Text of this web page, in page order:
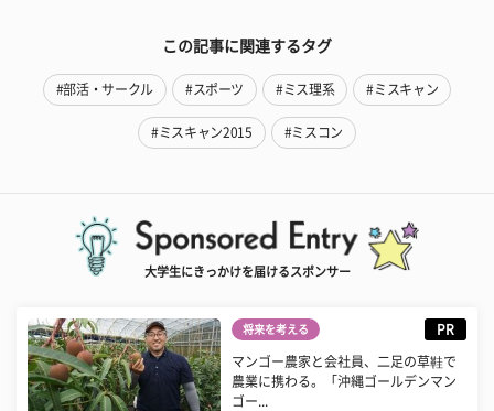
この記事に関連するタグ
#部活・サークル #スポーツ #ミス理系 #ミスキャン
#ミスキャン2015 #ミスコン
大学生にきっかけを届けるスポンサー
将来を考える PR
マンゴー農家と会社員、二足の草鞋で
農業に携わる。「沖縄ゴールデンマン
ゴー...